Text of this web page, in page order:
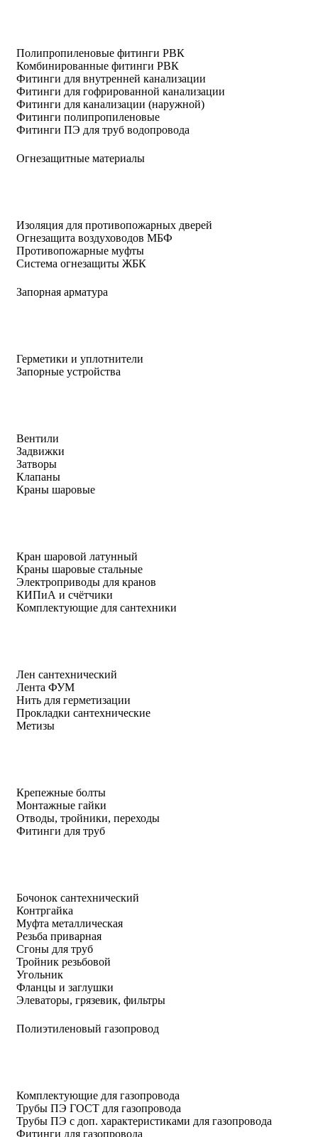
Полипропиленовые фитинги РВК
Комбинированные фитинги РВК
Фитинги для внутренней канализации
Фитинги для гофрированной канализации
Фитинги для канализации (наружной)
Фитинги полипропиленовые
Фитинги ПЭ для труб водопровода
Огнезащитные материалы
Изоляция для противопожарных дверей
Огнезащита воздуховодов МБФ
Противопожарные муфты
Система огнезащиты ЖБК
Запорная арматура
Герметики и уплотнители
Запорные устройства
Вентили
Задвижки
Затворы
Клапаны
Краны шаровые
Кран шаровой латунный
Краны шаровые стальные
Электроприводы для кранов
КИПиА и счётчики
Комплектующие для сантехники
Лен сантехнический
Лента ФУМ
Нить для герметизации
Прокладки сантехнические
Метизы
Крепежные болты
Монтажные гайки
Отводы, тройники, переходы
Фитинги для труб
Бочонок сантехнический
Контргайка
Муфта металлическая
Резьба приварная
Сгоны для труб
Тройник резьбовой
Угольник
Фланцы и заглушки
Элеваторы, грязевик, фильтры
Полиэтиленовый газопровод
Комплектующие для газопровода
Трубы ПЭ ГОСТ для газопровода
Трубы ПЭ с доп. характеристиками для газопровода
Фитинги для газопровода